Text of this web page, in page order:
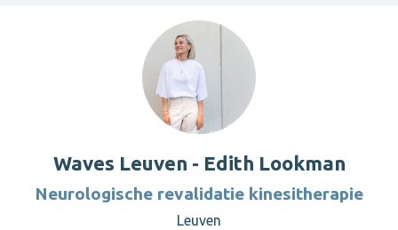
Waves Leuven - Edith Lookman
Neurologische revalidatie kinesitherapie
Leuven